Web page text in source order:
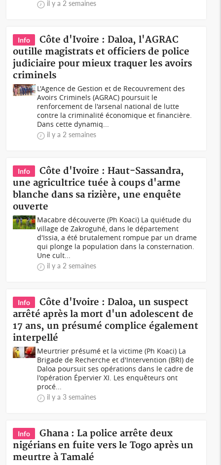
il y a 2 semaines
Info
Côte d'Ivoire : Daloa, l'AGRAC
outille magistrats et officiers de police
judiciaire pour mieux traquer les avoirs
criminels
L'Agence de Gestion et de Recouvrement des
Avoirs Criminels (AGRAC) poursuit le
renforcement de l'arsenal national de lutte
contre la criminalité économique et financière.
Dans cette dynamiq...
il y a 2 semaines
Info
Côte d'Ivoire : Haut-Sassandra,
une agricultrice tuée à coups d'arme
blanche dans sa rizière, une enquête
ouverte
Macabre découverte (Ph Koaci) La quiétude du
village de Zakroguhé, dans le département
d'Issia, a été brutalement rompue par un drame
qui plonge la population dans la consternation.
Une cult...
il y a 2 semaines
Info
Côte d'Ivoire : Daloa, un suspect
arrêté après la mort d'un adolescent de
17 ans, un présumé complice également
interpellé
Meurtrier présumé et la victime (Ph Koaci) La
Brigade de Recherche et d'Intervention (BRI) de
Daloa poursuit ses opérations dans le cadre de
l'opération Épervier XI. Les enquêteurs ont
procé...
il y a 3 semaines
Info
Ghana : La police arrête deux
nigérians en fuite vers le Togo après un
meurtre à Tamalé